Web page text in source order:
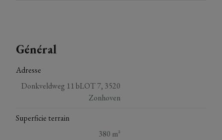
Général
Adresse
Donkveldweg 11 bLOT 7, 3520
Zonhoven
Superficie terrain
380 m²